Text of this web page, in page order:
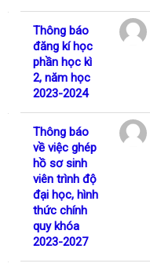
Thông báo
đăng kí học
phần học kì
2, năm học
2023-2024
Thông báo
về việc ghép
hồ sơ sinh
viên trình độ
đại học, hình
thức chính
quy khóa
2023-2027